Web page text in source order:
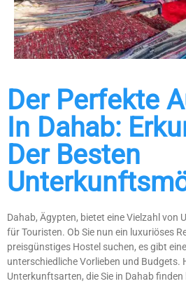
Der Perfekte
In Dahab:
Der Besten
Dahab, Ägypten, bietet eine Vielzahl von
für Touristen. Ob Sie nun ein luxuriöses
preisgünstiges Hostel suchen, es gibt
unterschiedliche Vorlieben und Budgets.
Unterkunftsarten, die Sie in Dahab finden